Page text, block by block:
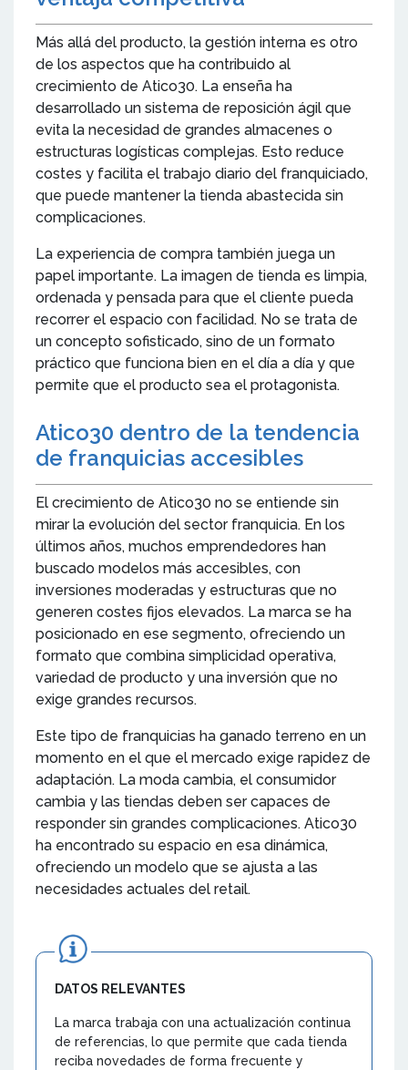
Más allá del producto, la gestión interna es otro
de los aspectos que ha contribuido al
crecimiento de Atico30. La enseña ha
desarrollado un sistema de reposición ágil que
evita la necesidad de grandes almacenes o
estructuras logísticas complejas. Esto reduce
costes y facilita el trabajo diario del franquiciado,
que puede mantener la tienda abastecida sin
complicaciones.
La experiencia de compra también juega un
papel importante. La imagen de tienda es limpia,
ordenada y pensada para que el cliente pueda
recorrer el espacio con facilidad. No se trata de
un concepto sofisticado, sino de un formato
práctico que funciona bien en el día a día y que
permite que el producto sea el protagonista.
Atico30 dentro de la tendencia
de franquicias accesibles
El crecimiento de Atico30 no se entiende sin
mirar la evolución del sector franquicia. En los
últimos años, muchos emprendedores han
buscado modelos más accesibles, con
inversiones moderadas y estructuras que no
generen costes fijos elevados. La marca se ha
posicionado en ese segmento, ofreciendo un
formato que combina simplicidad operativa,
variedad de producto y una inversión que no
exige grandes recursos.
Este tipo de franquicias ha ganado terreno en un
momento en el que el mercado exige rapidez de
adaptación. La moda cambia, el consumidor
cambia y las tiendas deben ser capaces de
responder sin grandes complicaciones. Atico30
ha encontrado su espacio en esa dinámica,
ofreciendo un modelo que se ajusta a las
necesidades actuales del retail.
DATOS RELEVANTES
La marca trabaja con una actualización continua
de referencias, lo que permite que cada tienda
reciba novedades de forma frecuente y